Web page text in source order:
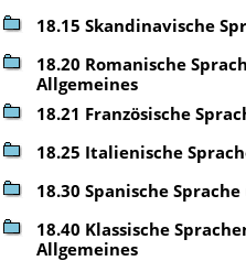
18.15 Skandinavische
18.20 Romanische
Allgemeines
18.21 Französische
18.25 Italienische
18.30 Spanische
18.40 Klassische
Allgemeines